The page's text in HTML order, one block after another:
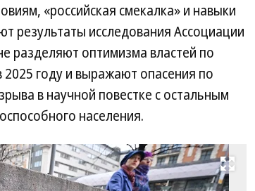
«российская смекалка» и навыки
результаты исследования Ассоциации
разделяют оптимизма властей по
году и выражают опасения по
в научной повестке с остальным
населения.
Развернуть на весь экран